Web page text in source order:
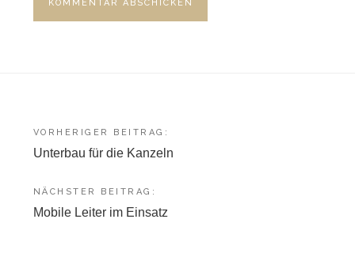
Beitragsnavigation
VORHERIGER BEITRAG:
Unterbau für die Kanzeln
NÄCHSTER BEITRAG:
Mobile Leiter im Einsatz